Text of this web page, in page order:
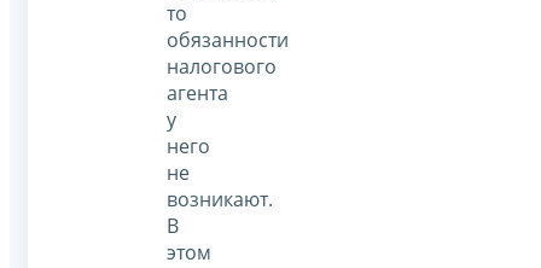
то
обязанности
налогового
агента
у
него
не
возникают.
В
этом